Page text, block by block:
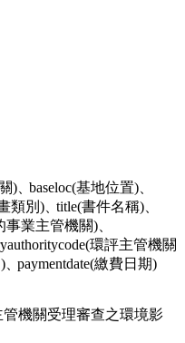
)、baseloc(基地位置)、
類別)、title(書件名稱)、
事業主管機關)、
環評主管機關
、paymentdate(繳費日期)
管機關受理審查之環境影